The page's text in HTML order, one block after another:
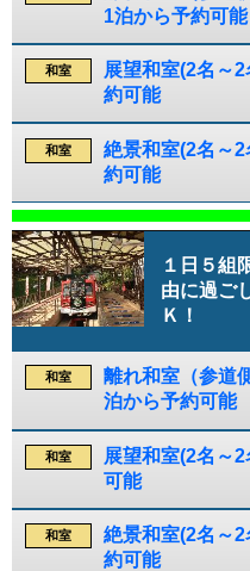
1泊から予約可能
和室
展望和室(2名～
約可能
和室
絶景和室(2名～
約可能
１日５組
由に過ご
Ｋ！
和室
離れ和室（参道
泊から予約可能
和室
展望和室(2名～
可能
和室
絶景和室(2名～
約可能